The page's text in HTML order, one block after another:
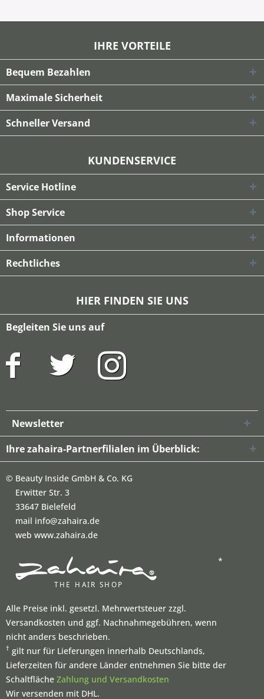
IHRE VORTEILE
Bequem Bezahlen
Maximale Sicherheit
Schneller Versand
KUNDENSERVICE
Service Hotline
Shop Service
Informationen
Rechtliches
HIER FINDEN SIE UNS
Begleiten Sie uns auf
Newsletter
Ihre zahaira-Partnerfilialen im Überblick:
© Beauty Inside GmbH & Co. KG
Erwitter Str. 3
33647 Bielefeld
mail info@zahaira.de
web www.zahaira.de
*
Alle Preise inkl. gesetzl. Mehrwertsteuer zzgl.
Versandkosten und ggf. Nachnahmegebühren, wenn
nicht anders beschrieben.
† gilt nur für Lieferungen innerhalb Deutschlands,
Lieferzeiten für andere Länder entnehmen Sie bitte der
Schaltfläche Zahlung und Versandkosten
Wir versenden mit DHL.